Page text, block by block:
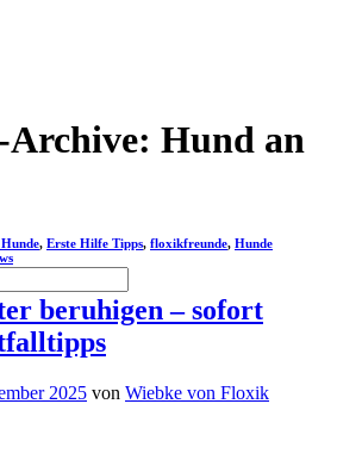
Archive: Hund an
, Erste Hilfe Tipps, floxikfreunde, Hunde
beruhigen – sofort
2025 von Wiebke von Floxik